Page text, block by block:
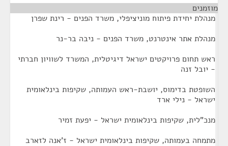
מוזמנים
מנהלת יחידת פיתוח מוניציפלי, משרד הפנים - רינת שפרן
מנהלת אתר אינטרנט, משרד הפנים - ניבה בר-נר
ראש תחום פרויקטים ישראל דיגיטלית, המשרד לשוויון חברתי
- יובל זנה
השופטת בדימוס, יושבת-ראש העמותה, שקיפות בינלאומית
ישראל - נילי ארד
מנכ"לית, שקיפות בינלאומית ישראל - יפעת זמיר
מתמחה בעמותה, שקיפות בינלאומית ישראל - ז'אנה לזארב